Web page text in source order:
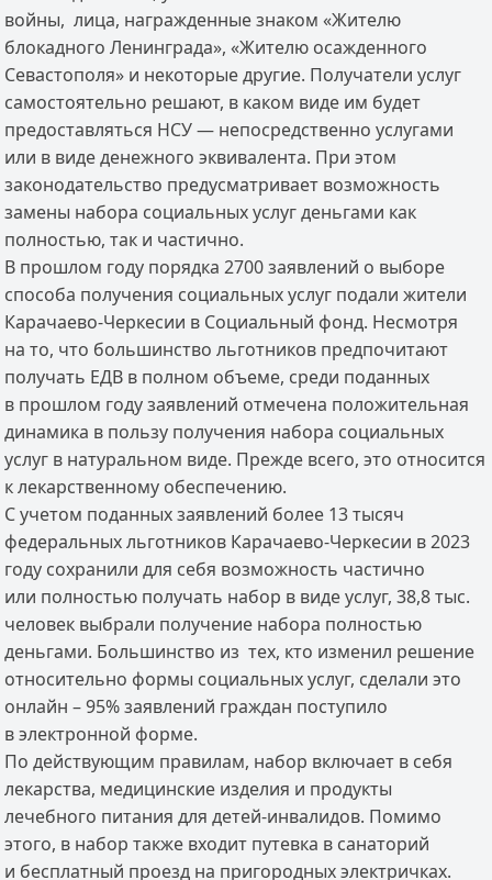
войны, лица, награжденные знаком «Жителю
блокадного Ленинграда», «Жителю осажденного
Севастополя» и некоторые другие. Получатели услуг
самостоятельно решают, в каком виде им будет
предоставляться НСУ — непосредственно услугами
или в виде денежного эквивалента. При этом
законодательство предусматривает возможность
замены набора социальных услуг деньгами как
полностью, так и частично.
В прошлом году порядка 2700 заявлений о выборе
способа получения социальных услуг подали жители
Карачаево-Черкесии в Социальный фонд. Несмотря
на то, что большинство льготников предпочитают
получать ЕДВ в полном объеме, среди поданных
в прошлом году заявлений отмечена положительная
динамика в пользу получения набора социальных
услуг в натуральном виде. Прежде всего, это относится
к лекарственному обеспечению.
С учетом поданных заявлений более 13 тысяч
федеральных льготников Карачаево-Черкесии в 2023
году сохранили для себя возможность частично
или полностью получать набор в виде услуг, 38,8 тыс.
человек выбрали получение набора полностью
деньгами. Большинство из тех, кто изменил решение
относительно формы социальных услуг, сделали это
онлайн – 95% заявлений граждан поступило
в электронной форме.
По действующим правилам, набор включает в себя
лекарства, медицинские изделия и продукты
лечебного питания для детей-инвалидов. Помимо
этого, в набор также входит путевка в санаторий
и бесплатный проезд на пригородных электричках.